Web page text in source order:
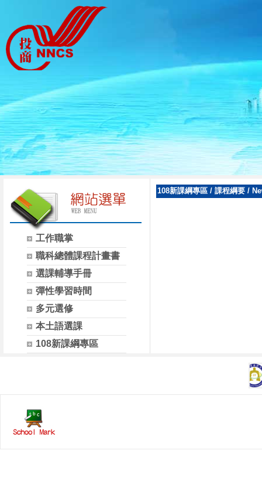
工作職掌
職科總體課程計畫書
選課輔導手冊
彈性學習時間
多元選修
本土語選課
108新課綱專區
108新課綱專區 / 課程綱要 /